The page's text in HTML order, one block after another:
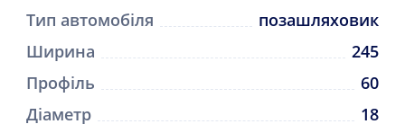
Тип автомобіля
позашляховик
Ширина
245
Профіль
60
Діаметр
18